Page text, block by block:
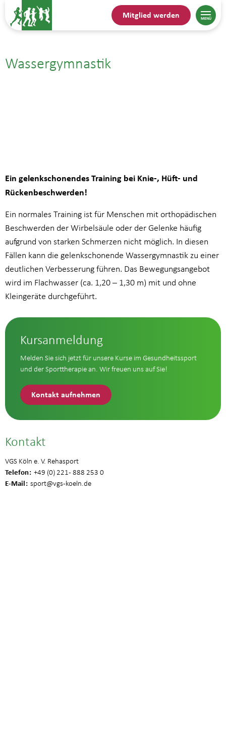
Mitglied werden
Wassergymnastik
bis
Ein gelenkschonendes Training bei Knie-, Hüft- und
Rückenbeschwerden!
Ein normales Training ist für Menschen mit orthopädischen
Beschwerden der Wirbelsäule oder der Gelenke häufig
aufgrund von starken Schmerzen nicht möglich. In diesen
Fällen kann die gelenkschonende Wassergymnastik zu einer
deutlichen Verbesserung führen. Das Bewegungsangebot
wird im Flachwasser (ca. 1,20 – 1,30 m) mit und ohne
Kleingeräte durchgeführt.
Kursanmeldung
Melden Sie sich jetzt für unsere Kurse im Gesundheitssport
und der Sporttherapie an. Wir freuen uns auf Sie!
Kontakt aufnehmen
Kontakt
VGS Köln e. V. Rehasport
Telefon +49 (0) 221 - 888 253 0
E-Mail sport@vgs-koeln.de